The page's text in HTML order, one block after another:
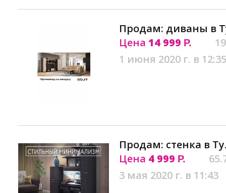
Продам: диваны в
Цена 14 999 Р.
1 июня 2020 г. в 12:35
Продам: стенка в
Цена 4 999 Р.
3 мая 2020 г. в 11:43